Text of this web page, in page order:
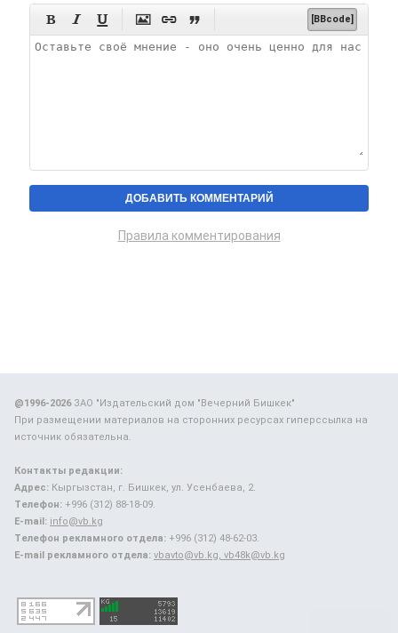
      [BBcode]
Правила комментирования
@1996-2026ЗАО "Издательский дом "Вечерний Бишкек"
При размещении материалов на сторонних ресурсах гиперссылка на
источник обязательна.
Контакты редакции:
Адрес: Кыргызстан, г. Бишкек, ул. Усенбаева, 2.
Телефон: +996 (312) 88-18-09.
E-mail: info@vb.kg
Телефон рекламного отдела: +996 (312) 48-62-03.
E-mail рекламного отдела: vbavto@vb.kg, vb48k@vb.kg